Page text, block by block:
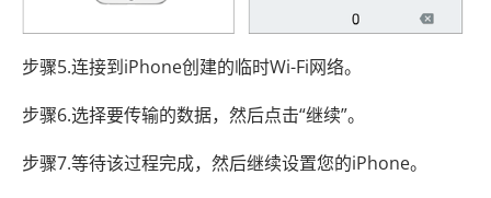
步骤5.连接到iPhone创建的临时Wi-Fi网络。
步骤6.选择要传输的数据，然后点击“继续”。
步骤7.等待该过程完成，然后继续设置您的iPhone。